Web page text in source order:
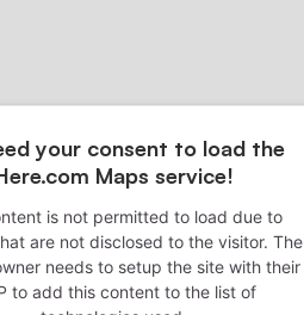
your consent to load the
Maps service!
is not permitted to load due to
are not disclosed to the visitor. The
needs to setup the site with their
to add this content to the list of